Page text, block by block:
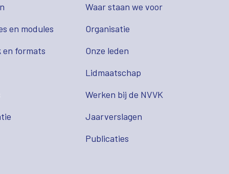
en modules
en formats
Waar staan we voor
Organisatie
Onze leden
Lidmaatschap
Werken bij de NVVK
Jaarverslagen
Publicaties